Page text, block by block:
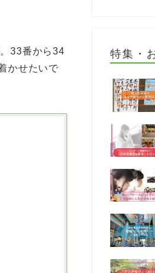
33番から34
かせたいで
特集・